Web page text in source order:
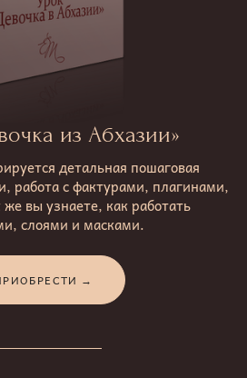
из Абхазии»
детальная пошаговая
работа с фактурами, плагинами,
вы узнаете, как работать
слоями и масками.
→